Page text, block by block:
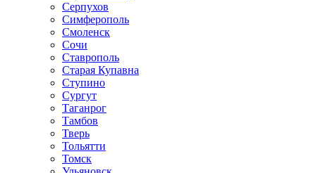
Серпухов
Симферополь
Смоленск
Сочи
Ставрополь
Старая Купавна
Ступино
Сургут
Таганрог
Тамбов
Тверь
Тольятти
Томск